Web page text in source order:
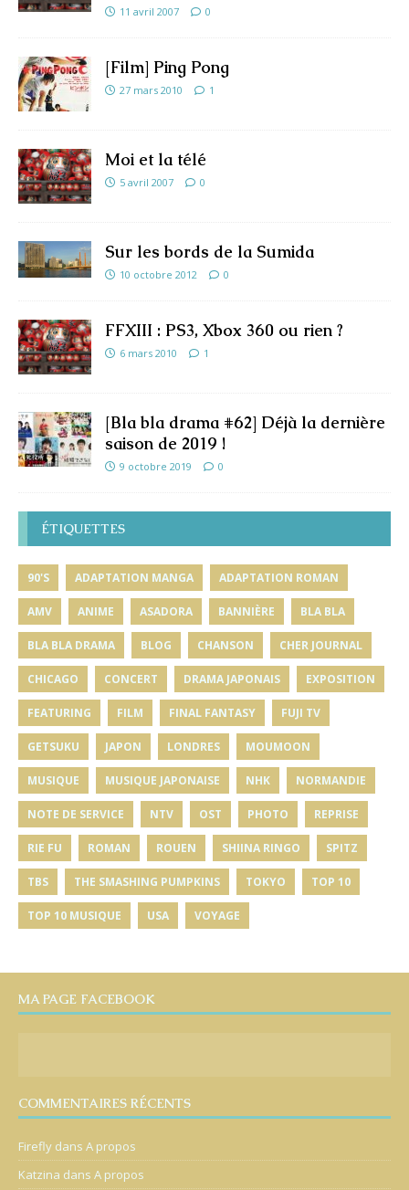
11 avril 2007 0
[Film] Ping Pong
27 mars 2010 1
Moi et la télé
5 avril 2007 0
Sur les bords de la Sumida
10 octobre 2012 0
FFXIII : PS3, Xbox 360 ou rien ?
6 mars 2010 1
[Bla bla drama #62] Déjà la dernière
saison de 2019 !
9 octobre 2019 0
ÉTIQUETTES
90'S ADAPTATION MANGA ADAPTATION ROMAN
AMV ANIME ASADORA BANNIÈRE BLA BLA
BLA BLA DRAMA BLOG CHANSON CHER JOURNAL
CHICAGO CONCERT DRAMA JAPONAIS EXPOSITION
FEATURING FILM FINAL FANTASY FUJI TV
GETSUKU JAPON LONDRES MOUMOON
MUSIQUE MUSIQUE JAPONAISE NHK NORMANDIE
NOTE DE SERVICE NTV OST PHOTO REPRISE
RIE FU ROMAN ROUEN SHIINA RINGO SPITZ
TBS THE SMASHING PUMPKINS TOKYO TOP 10
TOP 10 MUSIQUE USA VOYAGE
MA PAGE FACEBOOK
COMMENTAIRES RÉCENTS
Firefly dans A propos
Katzina dans A propos